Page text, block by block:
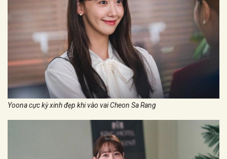
Yoona cực kỳ xinh đẹp khi vào vai Cheon Sa Rang